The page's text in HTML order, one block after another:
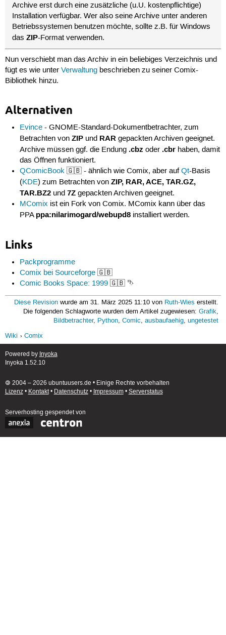
Archive erst durch eine zusätzliche (u.U. kostenpflichtige)
Installation verfügbar. Wer also seine Archive unter anderen
Betriebssystemen benutzen möchte, sollte z.B. für Windows
dasZIP-Format verwenden.
Nun verschiebt man das Archiv in ein beliebiges Verzeichnis und
fügt es wie unter Verwaltungbeschrieben zu seiner Comix-
Bibliothek hinzu.
Alternativen
Evince - GNOME-Standard-Dokumentbetrachter, zum
Betrachten vonZIP und RAR gepackten Archiven geeignet.
Archive müssen ggf. die Endung .cbz oder .cbr haben, damit
das Öffnen funktioniert.
QComicBook 🇬🇧 - ähnlich wie Comix, aber aufQt-Basis
(KDE) zum Betrachten vonZIP, RAR, ACE, TAR.GZ,
TAR.BZ2 und7Z gepackten Archiven geeignet.
MComix ist ein Fork von Comix. MComix kann über das
PPA ppa:nilarimogard/webupd8 installiert werden.
Links
Packprogramme
Comix bei Sourceforge 🇬🇧
Comic Books Space: 1999 🇬🇧 ⮷
Diese Revision wurde am 31. März 2025 11:10 von Ruth-Wies erstellt.
Die folgenden Schlagworte wurden dem Artikel zugewiesen:Grafik,
Bildbetrachter, Python,Comic,ausbaufaehig,ungetestet
Wiki
Comix
Powered by Inyoka
Inyoka 1.52.10
🄯 2004 – 2026 ubuntuusers.de • Einige Rechte vorbehalten
Lizenz• Kontakt• Datenschutz• Impressum• Serverstatus
Serverhosting gespendet von